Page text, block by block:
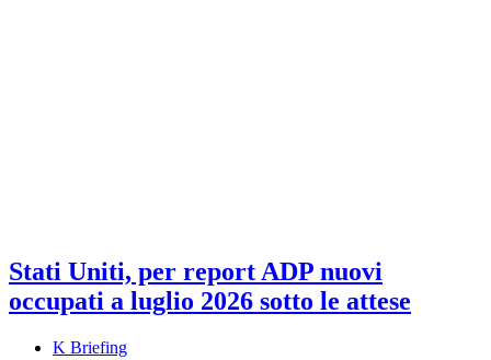
Stati Uniti, per report ADP nuovi
occupati a luglio 2026 sotto le attese
K Briefing